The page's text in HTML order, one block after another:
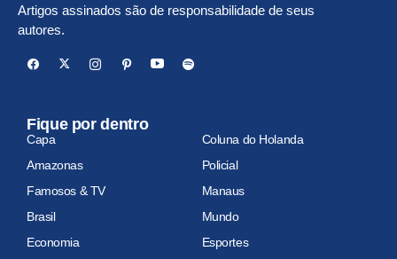
Artigos assinados são de responsabilidade de seus
autores.
Fique por dentro
Capa
Coluna do Holanda
Amazonas
Policial
Famosos & TV
Manaus
Brasil
Mundo
Economia
Esportes